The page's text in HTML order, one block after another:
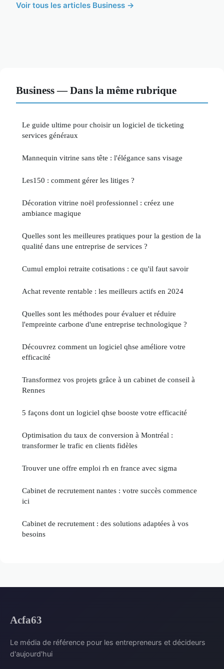
Voir tous les articles Business →
Business — Dans la même rubrique
Le guide ultime pour choisir un logiciel de ticketing
services généraux
Mannequin vitrine sans tête : l'élégance sans visage
Les150 : comment gérer les litiges ?
Décoration vitrine noël professionnel : créez une
ambiance magique
Quelles sont les meilleures pratiques pour la gestion de la
qualité dans une entreprise de services ?
Cumul emploi retraite cotisations : ce qu'il faut savoir
Achat revente rentable : les meilleurs actifs en 2024
Quelles sont les méthodes pour évaluer et réduire
l'empreinte carbone d'une entreprise technologique ?
Découvrez comment un logiciel qhse améliore votre
efficacité
Transformez vos projets grâce à un cabinet de conseil à
Rennes
5 façons dont un logiciel qhse booste votre efficacité
Optimisation du taux de conversion à Montréal :
transformer le trafic en clients fidèles
Trouver une offre emploi rh en france avec sigma
Cabinet de recrutement nantes : votre succès commence
ici
Cabinet de recrutement : des solutions adaptées à vos
besoins
Acfa63
Le média de référence pour les entrepreneurs et décideurs
d'aujourd'hui